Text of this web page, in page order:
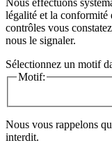
Nous effectuons
légalité et la conformité
contrôles vous
nous le signaler.
Sélectionnez un motif
Motif:
Nous vous rappelons
interdit.